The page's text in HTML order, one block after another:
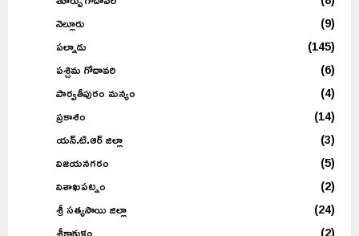
నెల్లూరు
(9)
పల్నాడు
(145)
పశ్చిమ గోదావరి
(6)
పార్వతీపురం మన్యం
(4)
ప్రకాశం
(14)
యన్.టి.ఆర్ జిల్లా
(3)
విజయనగరం
(5)
విశాఖపట్నం
(2)
శ్రీ సత్యసాయి జిల్లా
(24)